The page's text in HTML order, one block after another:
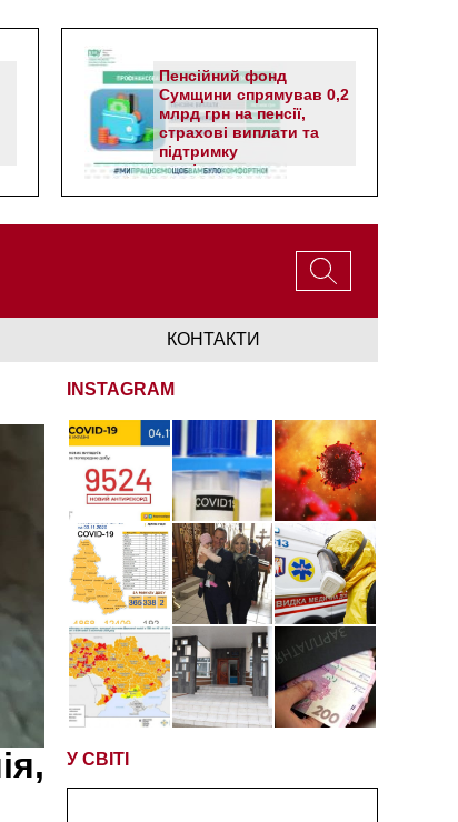
Пенсійний фонд
Сумщини спрямував 0,2
млрд грн на пенсії,
страхові виплати та
підтримку
прифронтових громад
КОНТАКТИ
INSTAGRAM
У СВІТІ